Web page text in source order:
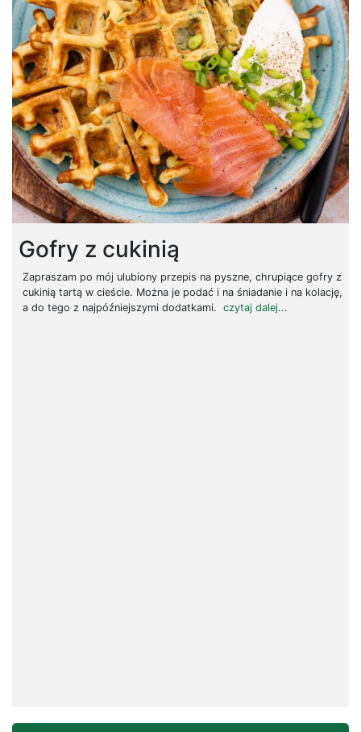
Gofry z cukinią
Zapraszam po mój ulubiony przepis na pyszne, chrupiące gofry z
cukinią tartą w cieście. Można je podać i na śniadanie i na kolację,
a do tego z najpóźniejszymi dodatkami. czytaj dalej...